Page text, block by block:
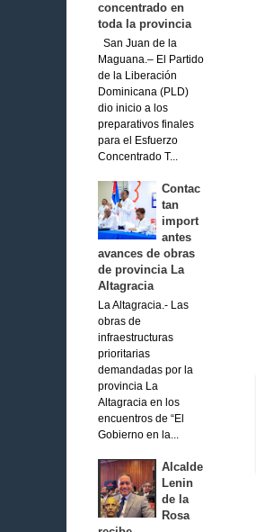
concentrado en
toda la provincia
San Juan de la
Maguana.– El Partido
de la Liberación
Dominicana (PLD)
dio inicio a los
preparativos finales
para el Esfuerzo
Concentrado T...
Contac
tan
import
antes
avances de obras
de provincia La
Altagracia
La Altagracia.- Las
obras de
infraestructuras
prioritarias
demandadas por la
provincia La
Altagracia en los
encuentros de “El
Gobierno en la...
Alcalde
Lenin
de la
Rosa